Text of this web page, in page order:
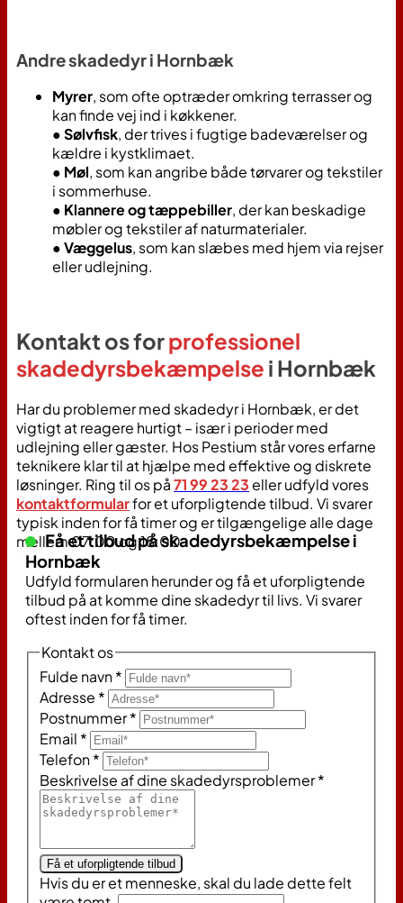
Andre skadedyr i Hornbæk
Myrer, som ofte optræder omkring terrasser og
kan finde vej ind i køkkener.
●Sølvfisk, der trives i fugtige badeværelser og
kældre i kystklimaet.
● Møl, som kan angribe både tørvarer og tekstiler
i sommerhuse.
● Klannere og tæppebiller, der kan beskadige
møbler og tekstiler af naturmaterialer.
●Væggelus, som kan slæbes med hjem via rejser
eller udlejning.
Kontakt os forprofessionel
skadedyrsbekæmpelse i Hornbæk
Har du problemer med skadedyr i Hornbæk, er det
vigtigt at reagere hurtigt – især i perioder med
udlejning eller gæster. Hos Pestium står vores erfarne
teknikere klar til at hjælpe med effektive og diskrete
løsninger. Ring til os på71 99 23 23eller udfyld vores
kontaktformularfor et uforpligtende tilbud. Vi svarer
typisk inden for få timer og er tilgængelige alle dage
mellem 07:00 og 18:00.
Få et tilbud på skadedyrsbekæmpelse i
Hornbæk
Udfyld formularen herunder og få et uforpligtende
tilbud på at komme dine skadedyr til livs. Vi svarer
oftest inden for få timer.
Kontakt os
Fulde navn*
Adresse *
Postnummer*
Email *
Telefon*
Beskrivelse af dine skadedyrsproblemer*
Få et uforpligtende tilbud
Hvis du er et menneske, skal du lade dette felt